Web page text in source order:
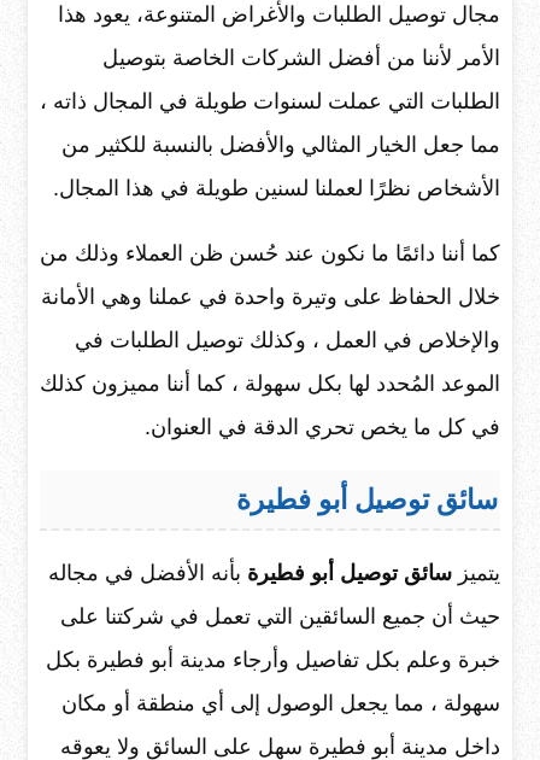
مجال توصيل الطلبات والأغراض المتنوعة، يعود هذا
الأمر لأننا من أفضل الشركات الخاصة بتوصيل
الطلبات التي عملت لسنوات طويلة في المجال ذاته ،
مما جعل الخيار المثالي والأفضل بالنسبة للكثير من
الأشخاص نظرًا لعملنا لسنين طويلة في هذا المجال.
كما أننا دائمًا ما نكون عند حُسن ظن العملاء وذلك من
خلال الحفاظ على وتيرة واحدة في عملنا وهي الأمانة
والإخلاص في العمل ، وكذلك توصيل الطلبات في
الموعد المُحدد لها بكل سهولة ، كما أننا مميزون كذلك
في كل ما يخص تحري الدقة في العنوان.
سائق توصيل أبو فطيرة
يتميز سائق توصيل أبو فطيرة بأنه الأفضل في مجاله
حيث أن جميع السائقين التي تعمل في شركتنا على
خبرة وعلم بكل تفاصيل وأرجاء مدينة أبو فطيرة بكل
سهولة ، مما يجعل الوصول إلى أي منطقة أو مكان
داخل مدينة أبو فطيرة سهل على السائق ولا يعوقه